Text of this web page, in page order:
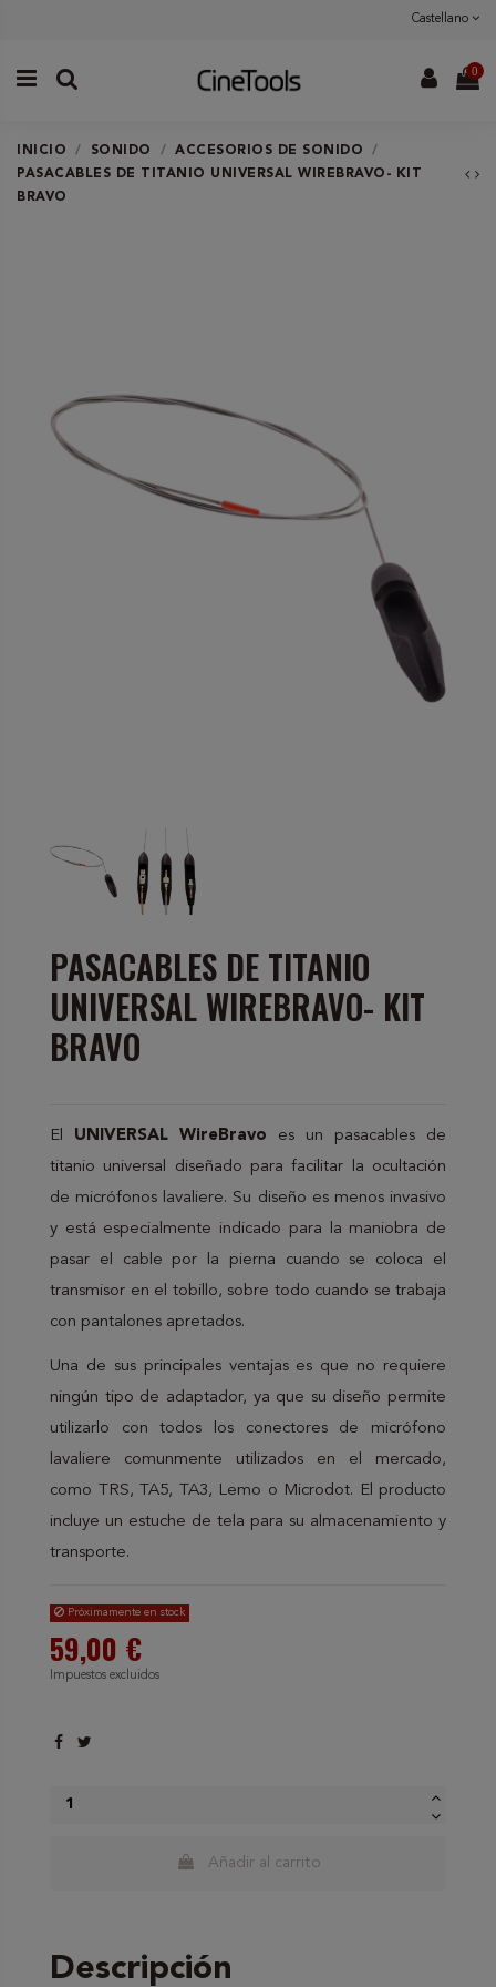
Castellano
0
INICIO SONIDO
ACCESORIOS DE SONIDO
PASACABLES DE TITANIO UNIVERSAL WIREBRAVO- KIT
BRAVO
PASACABLES DE TITANIO
UNIVERSAL WIREBRAVO- KIT
BRAVO
El UNIVERSAL WireBravo
es un pasacables de
titanio universal diseñado para facilitar la ocultación
de micrófonos lavaliere. Su diseño es menos invasivo
y está especialmente indicado para la maniobra de
pasar el cable por la pierna cuando se coloca el
transmisor en el tobillo, sobre todo cuando se trabaja
con pantalones apretados.
Una de sus principales ventajas es que no requiere
ningún tipo de adaptador, ya que su diseño permite
utilizarlo con todos los conectores de micrófono
lavaliere comunmente utilizados en el mercado,
como TRS, TA5, TA3, Lemo o Microdot. El producto
incluye un estuche de tela para su almacenamiento y
transporte.
Próximamente en stock
59,00 €
Impuestos excluidos
Añadir al carrito
Descripción